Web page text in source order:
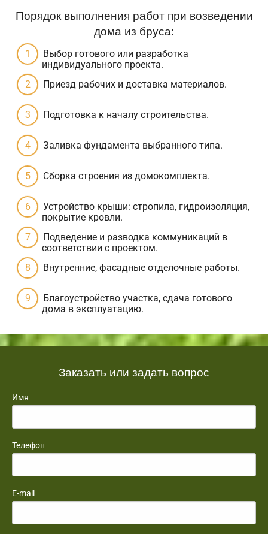
Порядок выполнения работ при возведении
дома из бруса:
Выбор готового или разработка
индивидуального проекта.
Приезд рабочих и доставка материалов.
Подготовка к началу строительства.
Заливка фундамента выбранного типа.
Сборка строения из домокомплекта.
Устройство крыши: стропила, гидроизоляция,
покрытие кровли.
Подведение и разводка коммуникаций в
соответствии с проектом.
Внутренние, фасадные отделочные работы.
Благоустройство участка, сдача готового
дома в эксплуатацию.
Заказать или задать вопрос
Имя
Телефон
E-mail